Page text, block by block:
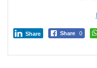
Share 0
Share